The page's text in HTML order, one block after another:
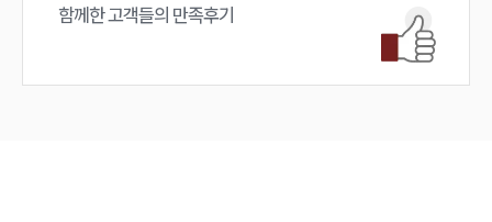
함께한 고객들의 만족후기